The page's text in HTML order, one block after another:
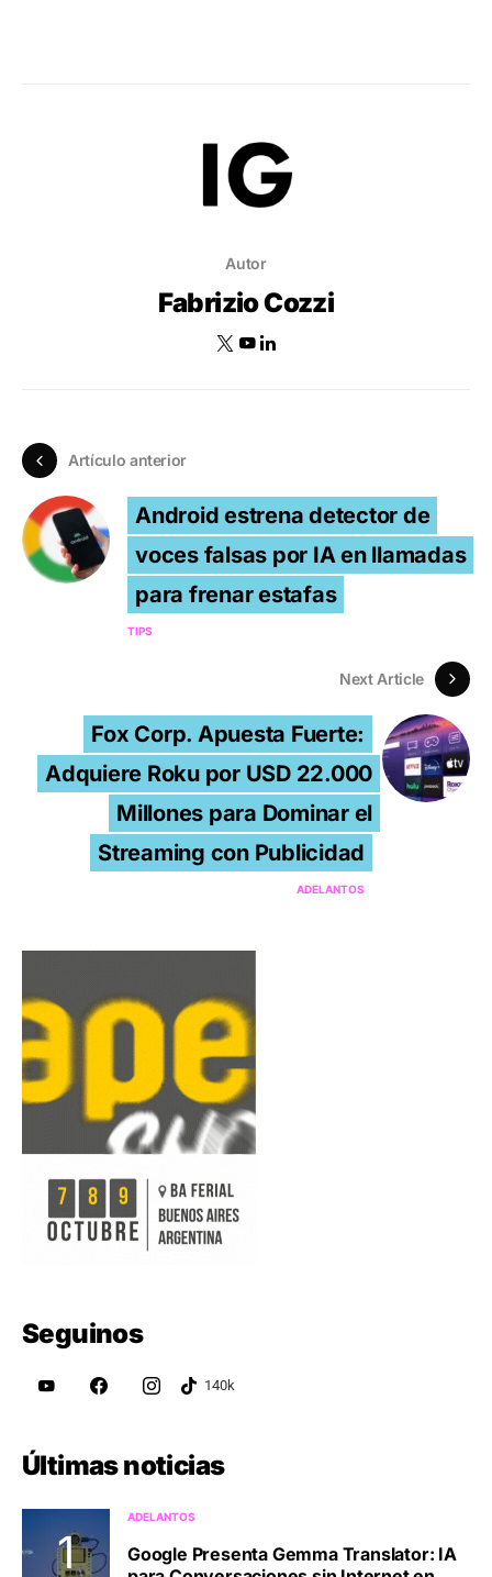
Autor
Fabrizio Cozzi
Artículo anterior
Android estrena detector de
voces falsas por IA en llamadas
para frenar estafas
TIPS
Next Article
Fox Corp. Apuesta Fuerte:
Adquiere Roku por USD 22.000
Millones para Dominar el
Streaming con Publicidad
ADELANTOS
Seguinos
Últimas noticias
ADELANTOS
Google Presenta Gemma Translator: IA